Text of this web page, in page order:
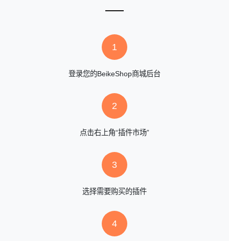
1
登录您的BeikeShop商城后台
2
点击右上角“插件市场”
3
选择需要购买的插件
4